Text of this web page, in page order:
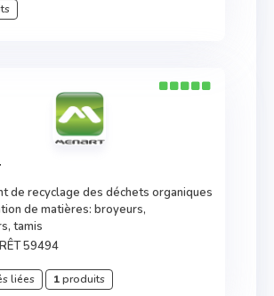
de recyclage des déchets organiques
de matières: broyeurs,
tamis
59494
liées 1produits